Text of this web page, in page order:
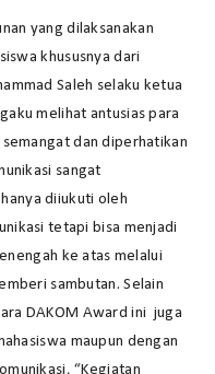
yang dilaksanakan
khususnya dari
Saleh selaku ketua
melihat antusias para
dan diperhatikan
sangat
diiukuti oleh
tetapi bisa menjadi
ke atas melalui
sambutan. Selain
DAKOM Award ini juga
maupun dengan
“Kegiatan